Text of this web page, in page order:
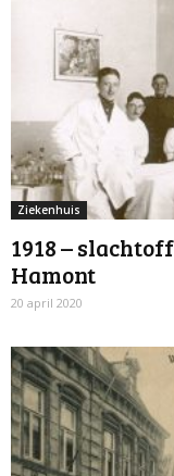
Ziekenhuis
1918 –
Hamont
20 april 2020